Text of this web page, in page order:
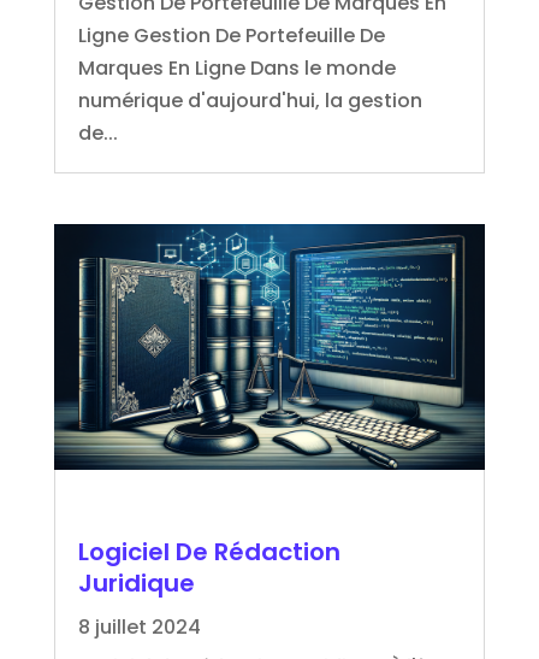
Ligne Gestion De Portefeuille De
Marques En Ligne Dans le monde
numérique d'aujourd'hui, la gestion
de...
Logiciel De Rédaction
Juridique
8 juillet 2024